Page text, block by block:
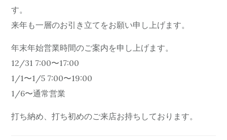
す。
来年も一層のお引き立てをお願い申し上げます。
年末年始営業時間のご案内を申し上げます。
12/31 7:00〜17:00
1/1〜1/5 7:00〜19:00
1/6〜通常営業
打ち納め、打ち初めのご来店お持ちしております。